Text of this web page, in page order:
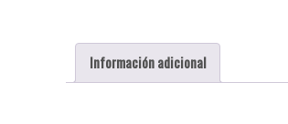
Información adicional